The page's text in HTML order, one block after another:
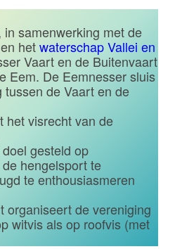
samenwerking met de
hetwaterschap Vallei en
Vaart en de Buitenvaart
Eem. De Eemnesser sluis
de Vaart en de
het visrecht van de
gesteld op
hengelsport te
te enthousiasmeren
organiseert de vereniging
witvis als op roofvis (met